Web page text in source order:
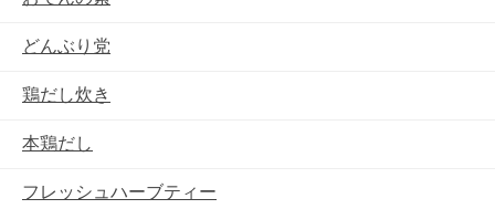
どんぶり党
鶏だし炊き
本鶏だし
フレッシュハーブティー